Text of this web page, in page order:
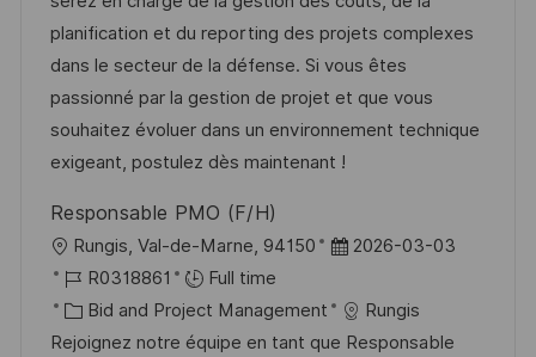
o
n
d
D
a
t
e
g
o
r
y
planification et du reporting des projets complexes
dans le secteur de la défense. Si vous êtes
passionné par la gestion de projet et que vous
souhaitez évoluer dans un environnement technique
exigeant, postulez dès maintenant !
Responsable PMO (F/H)
L
o
c
a
Rungis, Val-de-Marne, 94150
P
s
t
2026-03-03
J
o
b
R0318861
Full time
C
a
Bid and Project Management
Rungis
Rejoignez notre équipe en tant que Responsable